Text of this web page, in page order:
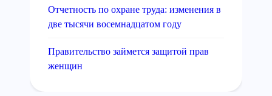
Отчетность по охране труда: изменения в
две тысячи восемнадцатом году
Правительство займется защитой прав
женщин